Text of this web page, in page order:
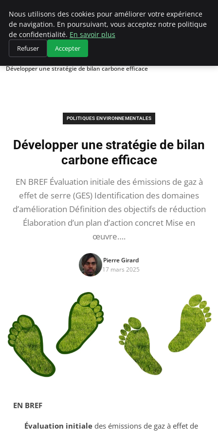
Climategatecountryclub.com
Accueil
Politiques environnementales
Développer une stratégie de bilan carbone efficace
POLITIQUES ENVIRONNEMENTALES
Développer une stratégie de bilan
carbone efficace
EN BREF Évaluation initiale des émissions de gaz à
effet de serre (GES) Identification des domaines
d’amélioration Définition des objectifs de réduction
Élaboration d’un plan d’action concret Mise en
œuvre….
Pierre Girard
17 mars 2025
EN BREF
Évaluation initialedes émissions de gaz à effet de
Nous utilisons des cookies pour améliorer votre expérience
de navigation. En poursuivant, vous acceptez notre politique
de confidentialité. En savoir plus
Refuser Accepter